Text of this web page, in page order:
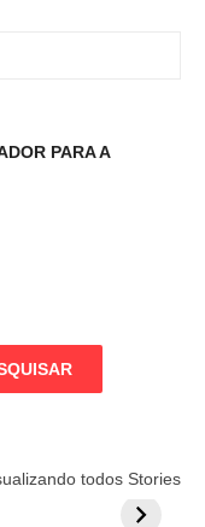
PARA A
todos Stories
Lesão